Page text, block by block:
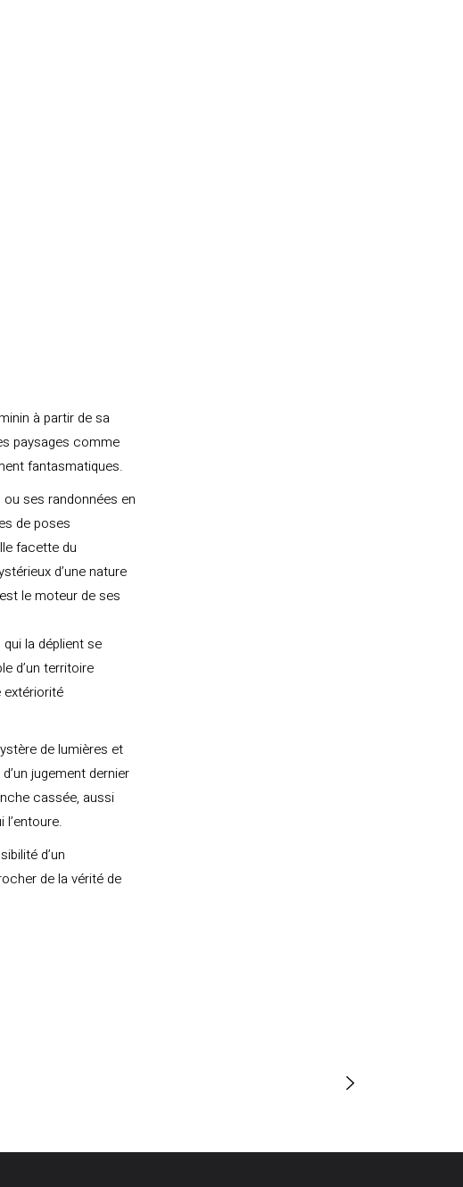
à partir de sa
paysages comme
fantasmatiques.
ses randonnées en
de poses
facette du
d’une nature
le moteur de ses
la déplient se
d’un territoire
extériorité
de lumières et
jugement dernier
cassée, aussi
d’un
de la vérité de